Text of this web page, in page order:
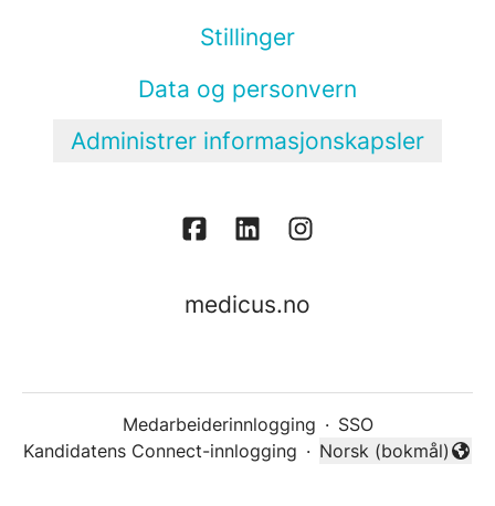
Stillinger
Data og personvern
Administrer informasjonskapsler
medicus.no
Medarbeiderinnlogging · SSO
Kandidatens Connect-innlogging ·
Endre språk
Norsk (bokmål)